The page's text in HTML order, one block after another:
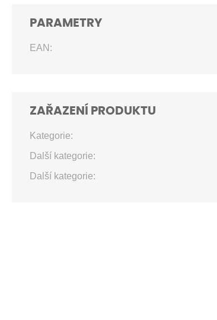
PARAMETRY
EAN:
ZAŘAZENÍ PRODUKTU
Kategorie:
Další kategorie:
Další kategorie: